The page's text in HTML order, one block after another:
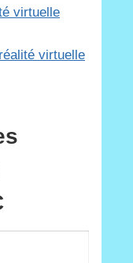
virtuelle
virtuelle